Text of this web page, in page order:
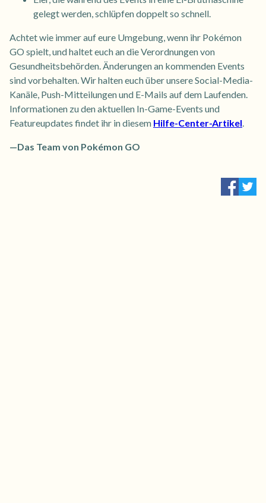
gelegt werden, schlüpfen doppelt so schnell.
Achtet wie immer auf eure Umgebung, wenn ihr Pokémon
GO spielt, und haltet euch an die Verordnungen von
Gesundheitsbehörden. Änderungen an kommenden Events
sind vorbehalten. Wir halten euch über unsere Social-Media-
Kanäle, Push-Mitteilungen und E-Mails auf dem Laufenden.
Informationen zu den aktuellen In-Game-Events und
Featureupdates findet ihr in diesem Hilfe-Center-Artikel.
—Das Team von Pokémon GO